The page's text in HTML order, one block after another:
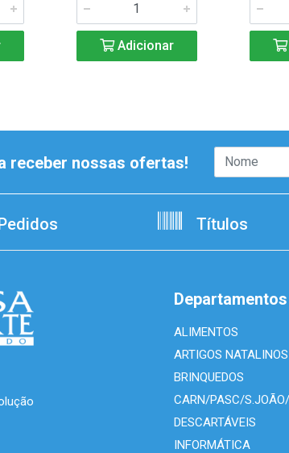
Adicionar
receber nossas ofertas!
Títulos
Departamentos
ALIMENTOS
ARTIGOS NATALINOS
BRINQUEDOS
CARN/PASC/
DESCARTÁVEIS
INFORMÁTICA